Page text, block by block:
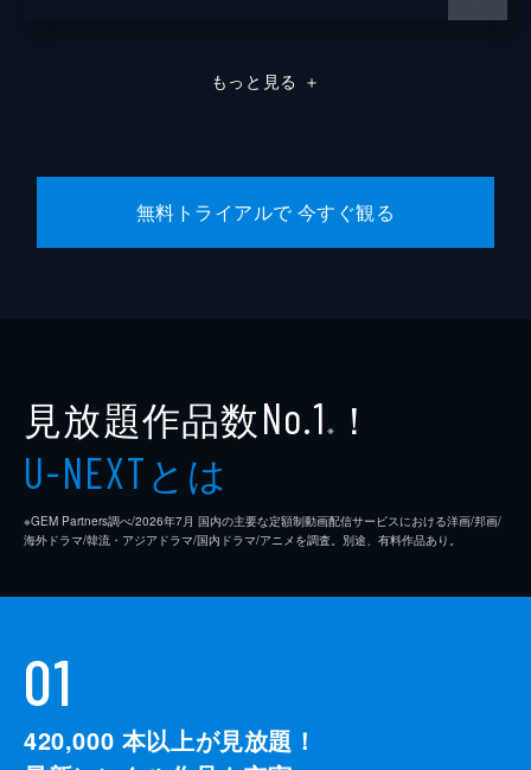
もっと見る ＋
無料トライアルで 今すぐ観る
見放題作品数No.1 ※ ！
U-NEXTとは
※GEM Partners調べ/2026年7⽉ 国内の主要な定額制動画配信サービスにおける洋画/邦画/
海外ドラマ/韓流・アジアドラマ/国内ドラマ/アニメを調査。別途、有料作品あり。
01
420,000 本以上が見放題！